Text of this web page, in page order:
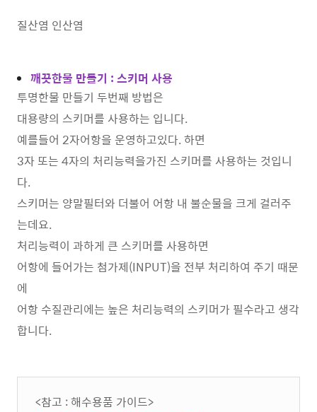
질산염 인산염
깨끗한물 만들기 : 스키머 사용
투명한물 만들기 두번째 방법은
대용량의 스키머를 사용하는 입니다.
예를들어 2자어항을 운영하고있다. 하면
3자 또는 4자의 처리능력을가진 스키머를 사용하는 것입니
다.
스키머는 양말필터와 더불어 어항 내 불순물을 크게 걸러주
는데요.
처리능력이 과하게 큰 스키머를 사용하면
어항에 들어가는 첨가제(INPUT)을 전부 처리하여 주기 때문
에
어항 수질관리에는 높은 처리능력의 스키머가 필수라고 생각
합니다.
<참고 : 해수용품 가이드>